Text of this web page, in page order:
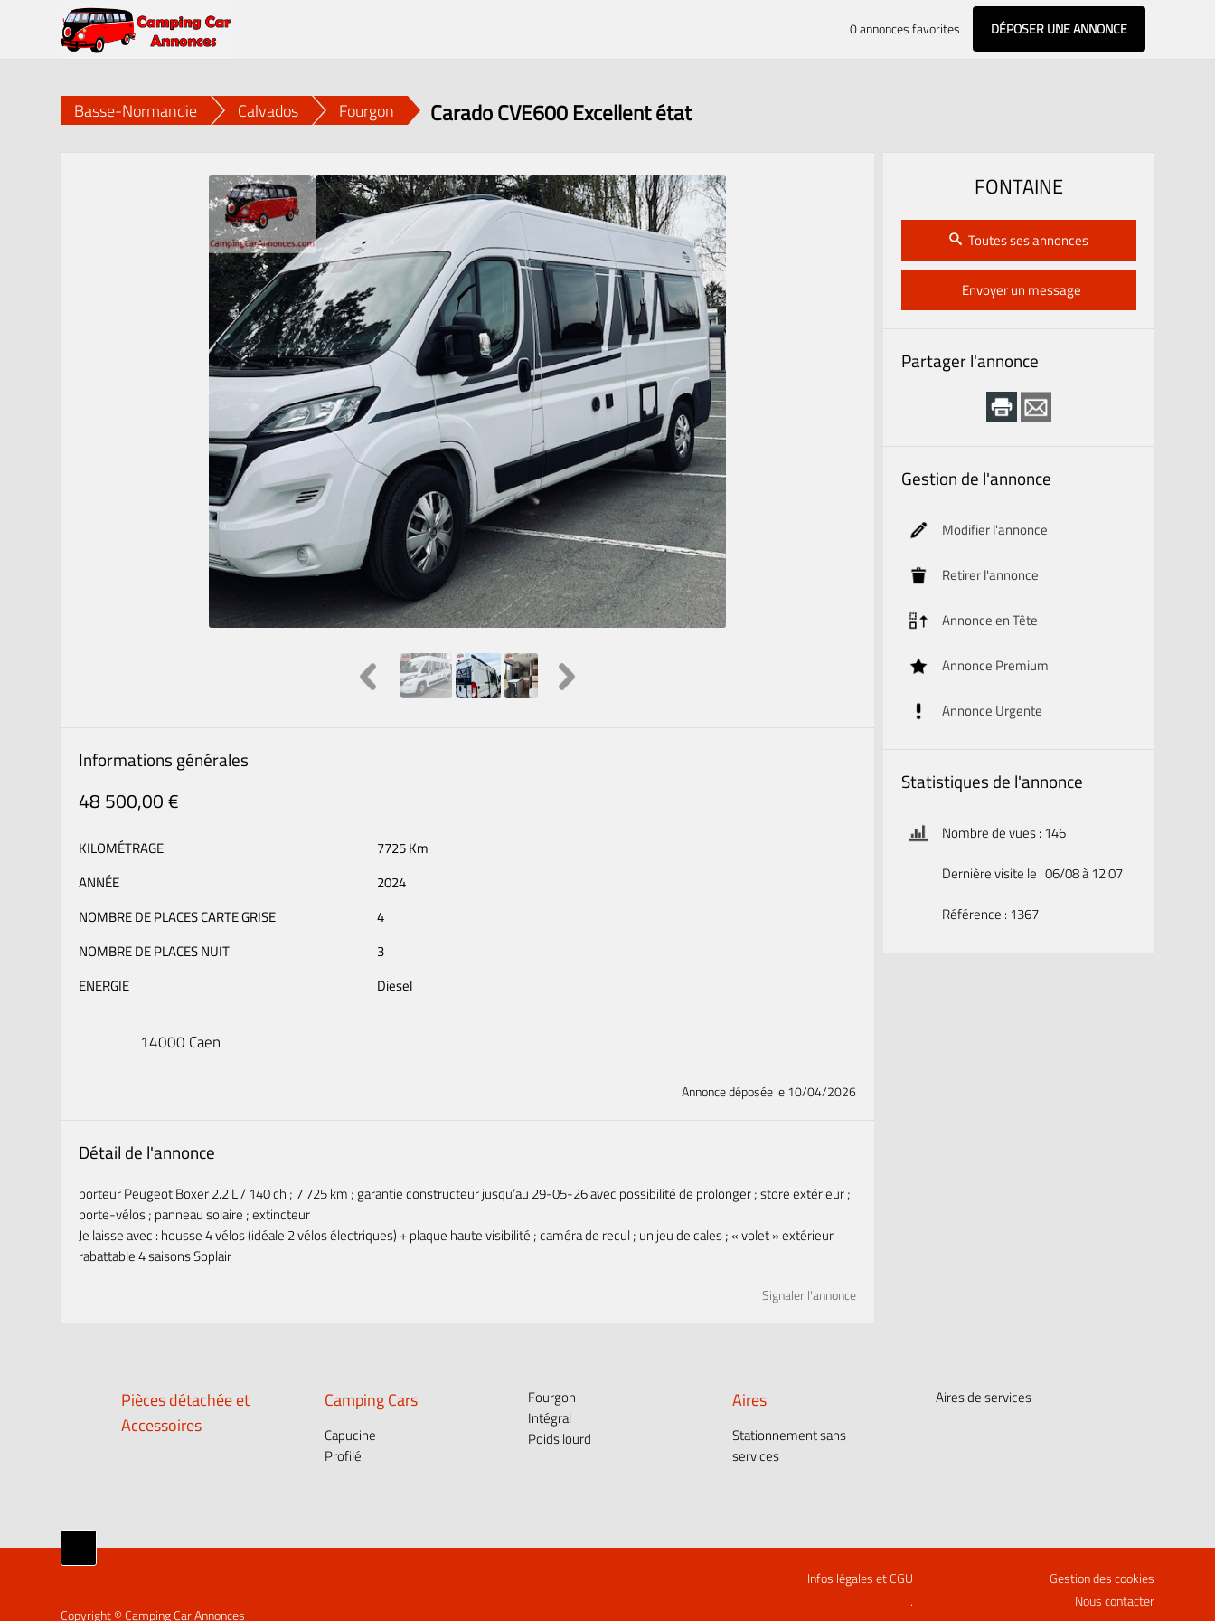
0annonces favorites DÉPOSER UNE ANNONCE
Basse-Normandie Calvados Fourgon Carado CVE600 Excellent état
Informations générales
48 500,00 €
KILOMÉTRAGE
7725 Km
ANNÉE
2024
NOMBRE DE PLACES CARTE GRISE
4
NOMBRE DE PLACES NUIT
3
ENERGIE
Diesel
14000 Caen
Annonce déposéele 10/04/2026
Détail de l'annonce
porteur Peugeot Boxer 2.2 L / 140 ch ; 7 725 km ; garantie constructeur jusqu’au 29-05-26 avec possibilité de prolonger ; store extérieur ;
porte-vélos ; panneau solaire ; extincteur
Je laisse avec : housse 4 vélos (idéale 2 vélos électriques) + plaque haute visibilité ; caméra de recul ; un jeu de cales ; « volet » extérieur
rabattable 4 saisons Soplair
Signaler l'annonce
FONTAINE
Toutes ses annonces
Envoyer un message
Partager l'annonce
Gestion de l'annonce
Modifier l'annonce
Retirer l'annonce
Annonce en Tête
Annonce Premium
Annonce Urgente
Statistiques de l'annonce
Nombre de vues : 146
Dernière visite le : 06/08 à 12:07
Référence : 1367
Pièces détachée et
Accessoires
Camping Cars
Capucine
Profilé
Fourgon
Intégral
Poids lourd
Aires
Stationnement sans
services
Aires de services
Copyright ©Camping Car Annonces
Infos légales et CGU
.
Gestion des cookies
Nous contacter